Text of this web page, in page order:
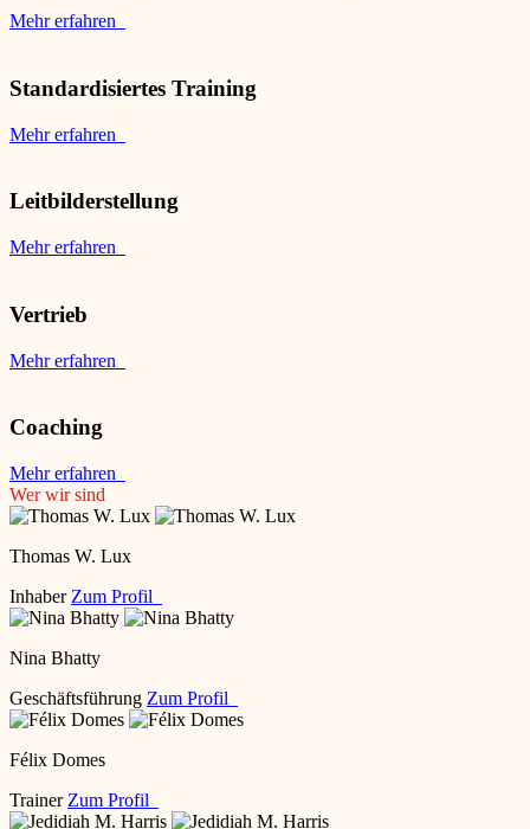
Mehr erfahren
Standardisiertes Training
Mehr erfahren
Leitbilderstellung
Mehr erfahren
Vertrieb
Mehr erfahren
Coaching
Mehr erfahren
Wer wir sind
Thomas W. Lux
Inhaber Zum Profil
Nina Bhatty
Geschäftsführung Zum Profil
Félix Domes
Trainer Zum Profil